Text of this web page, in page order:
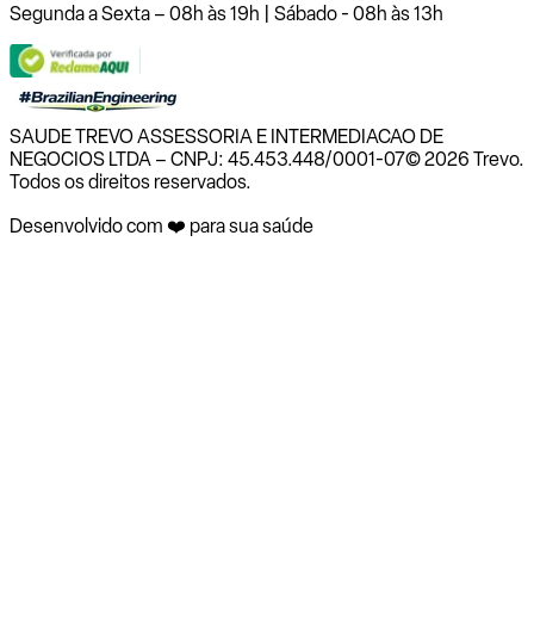
Segunda a Sexta – 08h às 19h | Sábado - 08h às 13h
SAUDE TREVO ASSESSORIA E INTERMEDIACAO DE
NEGOCIOS LTDA – CNPJ: 45.453.448/0001-07© 2026 Trevo.
Todos os direitos reservados.
Desenvolvido com ❤️ para sua saúde